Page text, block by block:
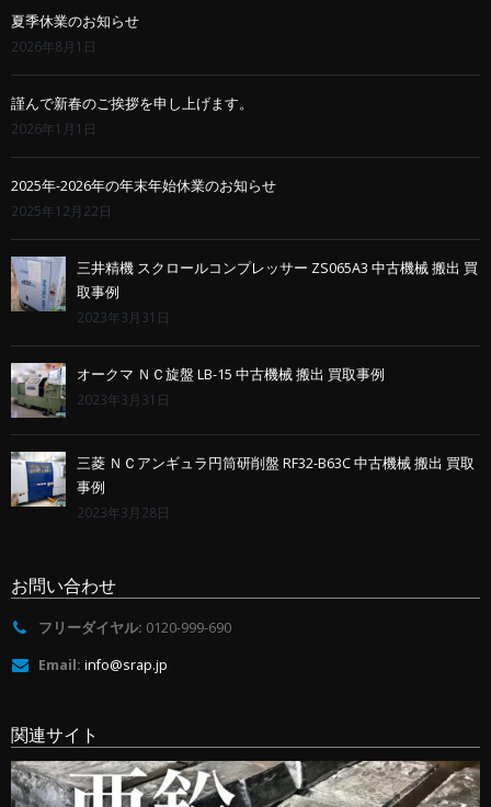
夏季休業のお知らせ
2026年8月1日
謹んで新春のご挨拶を申し上げます。
2026年1月1日
2025年-2026年の年末年始休業のお知らせ
2025年12月22日
三井精機 スクロールコンプレッサー ZS065A3 中古機械 搬出 買
取事例
2023年3月31日
オークマ ＮＣ旋盤 LB-15 中古機械 搬出 買取事例
2023年3月31日
三菱 ＮＣアンギュラ円筒研削盤 RF32-B63C 中古機械 搬出 買取
事例
2023年3月28日
お問い合わせ
フリーダイヤル: 0120-999-690
Email: info@srap.jp
関連サイト